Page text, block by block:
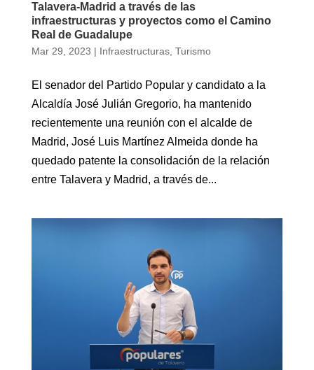
Talavera-Madrid a través de las
infraestructuras y proyectos como el Camino
Real de Guadalupe
Mar 29, 2023 | Infraestructuras, Turismo
El senador del Partido Popular y candidato a la
Alcaldía José Julián Gregorio, ha mantenido
recientemente una reunión con el alcalde de
Madrid, José Luis Martínez Almeida donde ha
quedado patente la consolidación de la relación
entre Talavera y Madrid, a través de...